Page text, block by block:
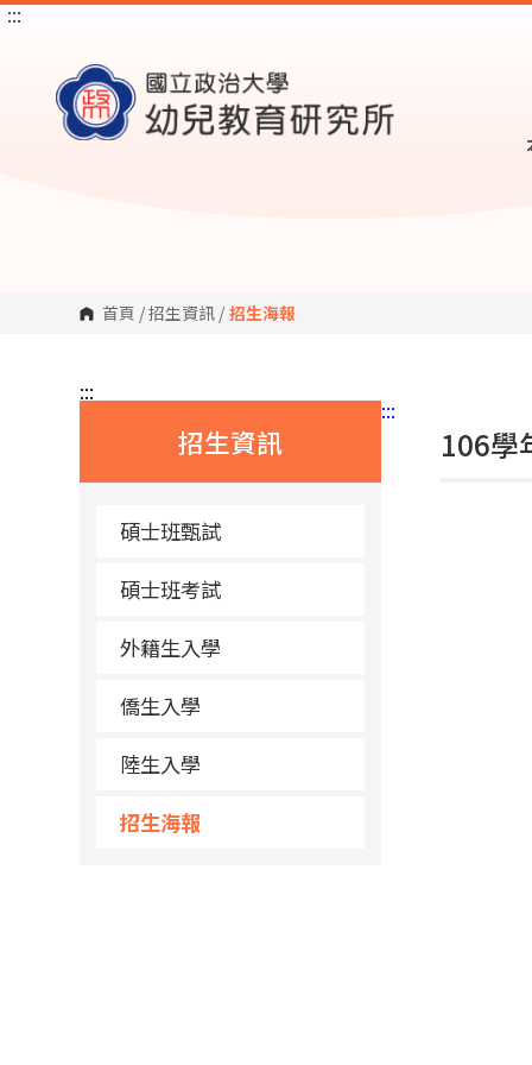
跳
:::
首頁 /招生資訊 / 招生海報
:::
招生資訊
碩士班甄試
碩士班考試
外籍生入學
僑生入學
陸生入學
招生海報
:::
106學